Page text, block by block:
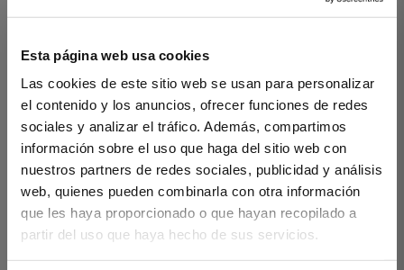
Esta página web usa cookies
Las cookies de este sitio web se usan para personalizar
el contenido y los anuncios, ofrecer funciones de redes
sociales y analizar el tráfico. Además, compartimos
información sobre el uso que haga del sitio web con
nuestros partners de redes sociales, publicidad y análisis
web, quienes pueden combinarla con otra información
que les haya proporcionado o que hayan recopilado a
partir del uso que haya hecho de sus servicios.
Confeccionado artesanalmente con atención al máximo detalle,
cada fibra acaricia la piel con suavidad y envuelve el descanso
DETALLES
100% algodón peinado y mercerizado de fibra larga
Satén 300 hilos
Confeccionado con bordón perimetral en onda
CONTENIDO
1 saco de funda nórdica con cierre con botones